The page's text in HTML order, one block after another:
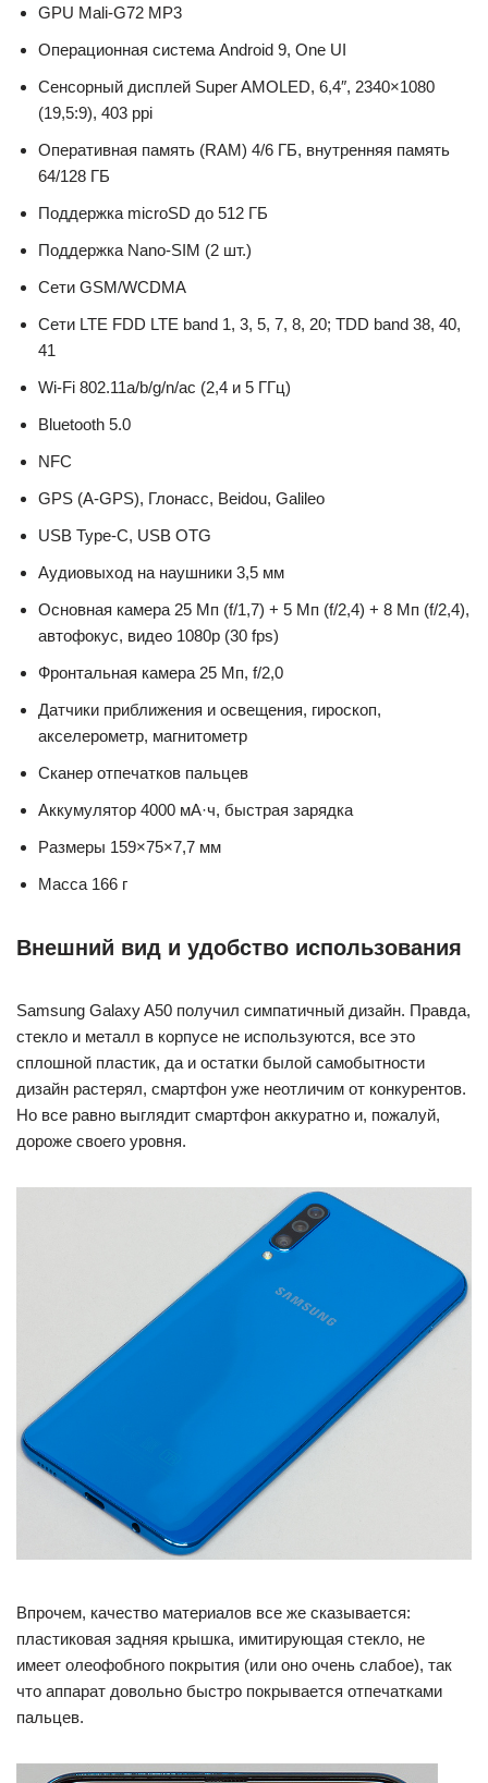
GPU Mali-G72 MP3
Операционная система Android 9, One UI
Сенсорный дисплей Super AMOLED, 6,4″, 2340×1080
(19,5:9), 403 ppi
Оперативная память (RAM) 4/6 ГБ, внутренняя память
64/128 ГБ
Поддержка microSD до 512 ГБ
Поддержка Nano-SIM (2 шт.)
Сети GSM/WCDMA
Сети LTE FDD LTE band 1, 3, 5, 7, 8, 20; TDD band 38, 40,
41
Wi-Fi 802.11a/b/g/n/ac (2,4 и 5 ГГц)
Bluetooth 5.0
NFC
GPS (A-GPS), Глонасс, Beidou, Galileo
USB Type-C, USB OTG
Аудиовыход на наушники 3,5 мм
Основная камера 25 Мп (f/1,7) + 5 Мп (f/2,4) + 8 Мп (f/2,4),
автофокус, видео 1080p (30 fps)
Фронтальная камера 25 Мп, f/2,0
Датчики приближения и освещения, гироскоп,
акселерометр, магнитометр
Сканер отпечатков пальцев
Аккумулятор 4000 мА·ч, быстрая зарядка
Размеры 159×75×7,7 мм
Масса 166 г
Внешний вид и удобство использования
Samsung Galaxy A50 получил симпатичный дизайн. Правда,
стекло и металл в корпусе не используются, все это
сплошной пластик, да и остатки былой самобытности
дизайн растерял, смартфон уже неотличим от конкурентов.
Но все равно выглядит смартфон аккуратно и, пожалуй,
дороже своего уровня.
Впрочем, качество материалов все же сказывается:
пластиковая задняя крышка, имитирующая стекло, не
имеет олеофобного покрытия (или оно очень слабое), так
что аппарат довольно быстро покрывается отпечатками
пальцев.